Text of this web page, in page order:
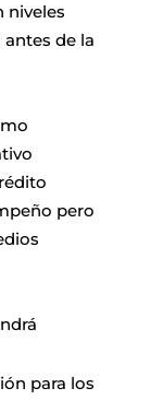
niveles
de la
pero
para los